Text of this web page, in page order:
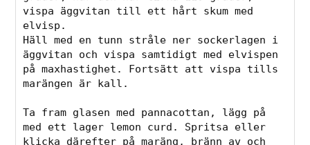
vispa äggvitan till ett hårt skum med
elvisp.
Häll med en tunn stråle ner sockerlagen i
äggvitan och vispa samtidigt med elvispen
på maxhastighet. Fortsätt att vispa tills
marängen är kall.
Ta fram glasen med pannacottan, lägg på
med ett lager lemon curd. Spritsa eller
klicka därefter på maräng, bränn av och